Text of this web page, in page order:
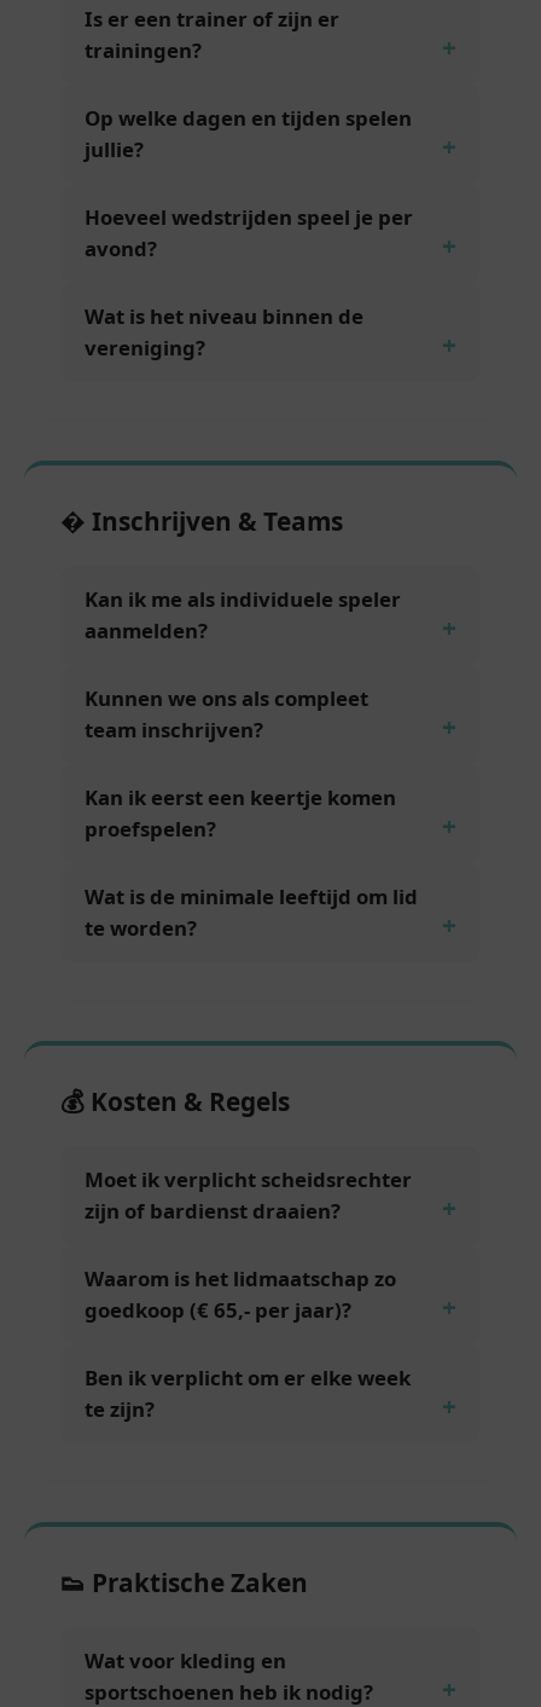
Is er een trainer of zijn er
trainingen?
Op welke dagen en tijden spelen
jullie?
Hoeveel wedstrijden speel je per
avond?
Wat is het niveau binnen de
vereniging?
� Inschrijven & Teams
Kan ik me als individuele speler
aanmelden?
Kunnen we ons als compleet
team inschrijven?
Kan ik eerst een keertje komen
proefspelen?
Wat is de minimale leeftijd om lid
te worden?
💰 Kosten & Regels
Moet ik verplicht scheidsrechter
zijn of bardienst draaien?
Waarom is het lidmaatschap zo
goedkoop (€ 65,- per jaar)?
Ben ik verplicht om er elke week
te zijn?
👟 Praktische Zaken
Wat voor kleding en
sportschoenen heb ik nodig?